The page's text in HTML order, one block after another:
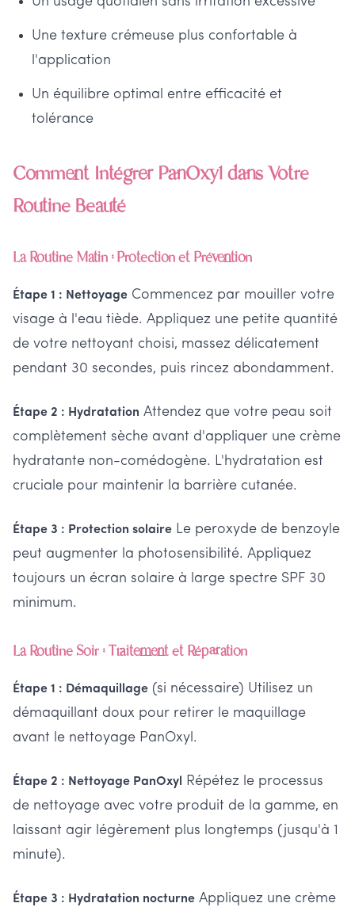
Une texture crémeuse plus confortable à
l'application
Un équilibre optimal entre efficacité et
tolérance
Comment Intégrer PanOxyl dans Votre
Routine Beauté
La Routine Matin : Protection et Prévention
Étape 1 : Nettoyage Commencez par mouiller votre
visage à l'eau tiède. Appliquez une petite quantité
de votre nettoyant choisi, massez délicatement
pendant 30 secondes, puis rincez abondamment.
Étape 2 : Hydratation Attendez que votre peau soit
complètement sèche avant d'appliquer une crème
hydratante non-comédogène. L'hydratation est
cruciale pour maintenir la barrière cutanée.
Étape 3 : Protection solaire Le peroxyde de benzoyle
peut augmenter la photosensibilité. Appliquez
toujours un écran solaire à large spectre SPF 30
minimum.
La Routine Soir : Traitement et Réparation
Étape 1 : Démaquillage (si nécessaire) Utilisez un
démaquillant doux pour retirer le maquillage
avant le nettoyage PanOxyl.
Étape 2 : Nettoyage PanOxyl
Répétez le processus
de nettoyage avec votre produit de la gamme, en
laissant agir légèrement plus longtemps (jusqu'à 1
minute).
Étape 3 : Hydratation nocturne Appliquez une crème